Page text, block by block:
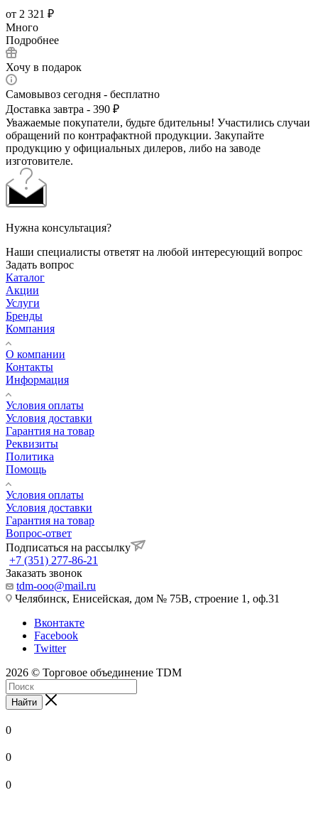
от 2 321 ₽
Много
Подробнее
Хочу в подарок
Самовывоз сегодня - бесплатно
Доставка завтра - 390 ₽
Уважаемые покупатели, будьте бдительны! Участились случаи
обращений по контрафактной продукции. Закупайте
продукцию у официальных дилеров, либо на заводе
изготовителе.
Нужна консультация?
Наши специалисты ответят на любой интересующий вопрос
Задать вопрос
Каталог
Акции
Услуги
Бренды
Компания
О компании
Контакты
Информация
Условия оплаты
Условия доставки
Гарантия на товар
Реквизиты
Политика
Помощь
Условия оплаты
Условия доставки
Гарантия на товар
Вопрос-ответ
Подписаться на рассылку
+7 (351) 277-86-21
Заказать звонок
tdm-ooo@mail.ru
Челябинск, Енисейская, дом № 75В, строение 1, оф.31
Вконтакте
Facebook
Twitter
2026 © Торговое объединение TDM
Найти
0
0
0